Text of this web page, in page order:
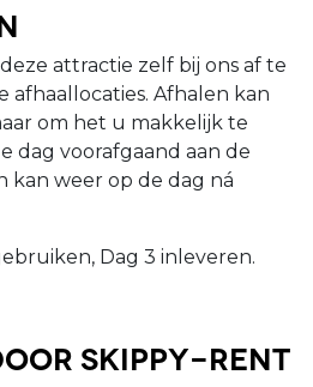
attractie zelf bij ons af te
afhaallocaties. Afhalen kan
om het u makkelijk te
dag voorafgaand aan de
weer op de dag ná
Dag 3 inleveren.
Skippy-Rent